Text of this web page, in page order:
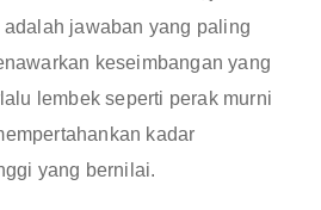
adalah jawaban yang paling
keseimbangan yang
lembek seperti perak murni
kadar
yang bernilai.